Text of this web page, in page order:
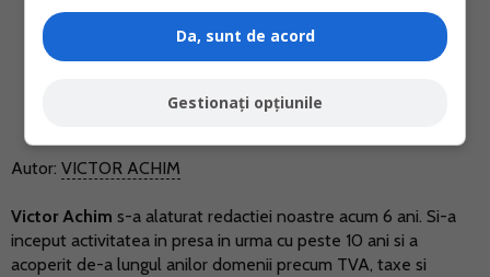
Autor: VICTOR ACHIM
Victor Achim s-a alaturat redactiei noastre acum 6 ani. Si-a
inceput activitatea in presa in urma cu peste 10 ani si a
acoperit de-a lungul anilor domenii precum TVA, taxe si
Da, sunt de acord
Gestionați opțiunile